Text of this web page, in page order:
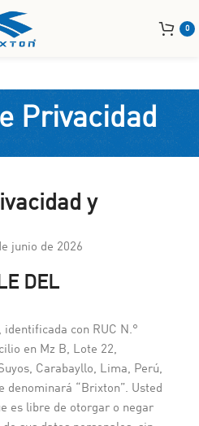
0
Privacidad
y
junio de 2026
DEL
con RUC N.°
en Mz B, Lote 22,
Carabayllo, Lima, Perú,
denominará “Brixton”. Usted
es libre de otorgar o negar